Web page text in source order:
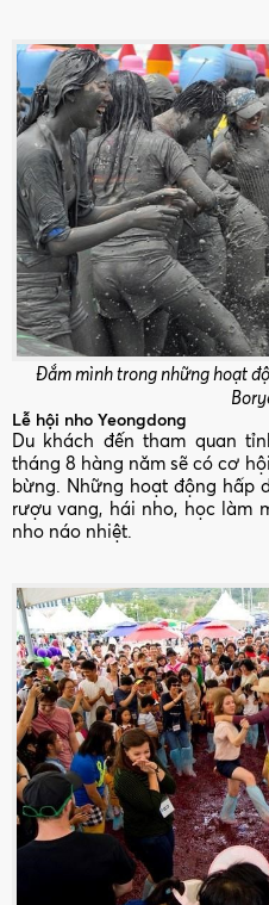
Đắm mình trong những hoạt
Lễ hội nho Yeongdong
Du khách đến tham quan
tháng 8 hàng năm sẽ có cơ
bừng. Những hoạt động hấp
rượu vang, hái nho, học làm
nho náo nhiệt.